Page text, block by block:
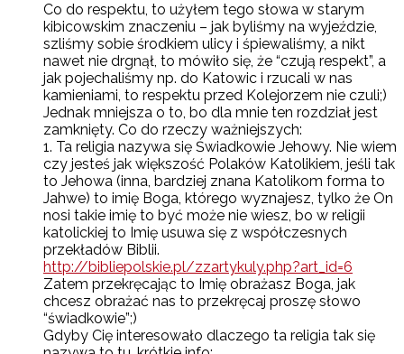
Co do respektu, to użyłem tego słowa w starym
kibicowskim znaczeniu – jak byliśmy na wyjeździe,
szliśmy sobie środkiem ulicy i śpiewaliśmy, a nikt
nawet nie drgnął, to mówiło się, że “czują respekt”, a
jak pojechaliśmy np. do Katowic i rzucali w nas
kamieniami, to respektu przed Kolejorzem nie czuli;)
Jednak mniejsza o to, bo dla mnie ten rozdział jest
zamknięty. Co do rzeczy ważniejszych:
1. Ta religia nazywa się Świadkowie Jehowy. Nie wiem
czy jesteś jak większość Polaków Katolikiem, jeśli tak
to Jehowa (inna, bardziej znana Katolikom forma to
Jahwe) to imię Boga, którego wyznajesz, tylko że On
nosi takie imię to być może nie wiesz, bo w religii
katolickiej to Imię usuwa się z współczesnych
przekładów Biblii.
http://bibliepolskie.pl/zzartykuly.php?art_id=6
Zatem przekręcając to Imię obrażasz Boga, jak
chcesz obrażać nas to przekręcaj proszę słowo
“świadkowie”;)
Gdyby Cię interesowało dlaczego ta religia tak się